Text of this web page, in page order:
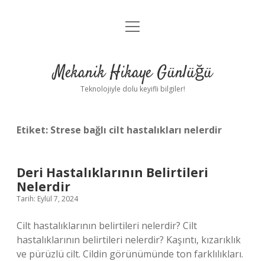
Anasayfa
Yasal Uyarı
menüyü
Mekanik Hikaye Günlüğü
Teknolojiyle dolu keyifli bilgiler!
Etiket: Strese bağlı cilt hastalıkları nelerdir
Deri Hastalıklarının Belirtileri
Nelerdir
Tarih: Eylül 7, 2024
Cilt hastalıklarının belirtileri nelerdir? Cilt
hastalıklarının belirtileri nelerdir? Kaşıntı, kızarıklık
ve pürüzlü cilt. Cildin görünümünde ton farklılıkları.